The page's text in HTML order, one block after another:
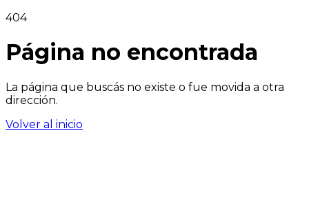
404
Página no encontrada
La página que buscás no existe o fue movida a otra
dirección.
Volver al inicio